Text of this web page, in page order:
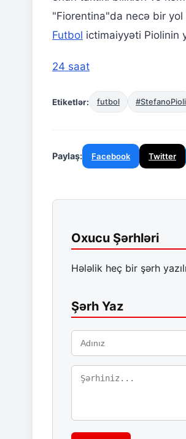
"Fiorentina"da necə bir yol
Futbol ictimaiyyəti Piolinin
24 saat
Etiketlər: futbol #StefanoPioli
Paylaş: Facebook Twitter
Oxucu Şərhləri
Hələlik heç bir şərh
Şərh Yaz